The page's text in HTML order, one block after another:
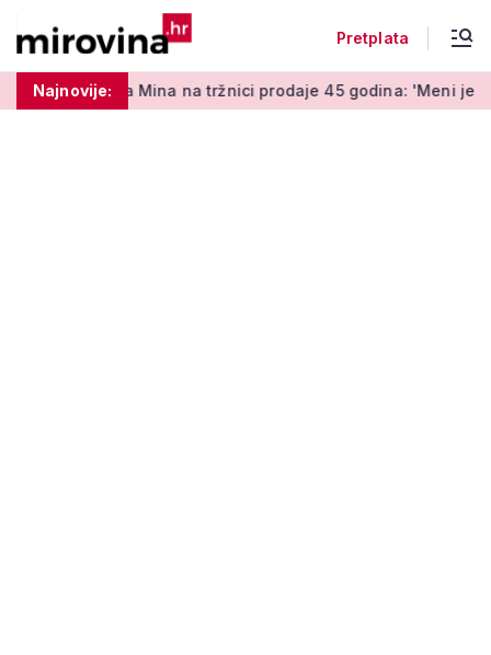
Pretplata
Najnovije:
na tržnici prodaje 45 godina: 'Meni je ovo zabava i